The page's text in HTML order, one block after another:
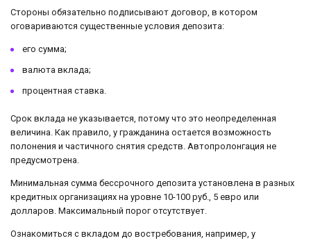
Стороны обязательно подписывают договор, в котором
оговариваются существенные условия депозита:
его сумма;
валюта вклада;
процентная ставка.
Срок вклада не указывается, потому что это неопределенная
величина. Как правило, у гражданина остается возможность
полонения и частичного снятия средств. Автопролонгация не
предусмотрена.
Минимальная сумма бессрочного депозита установлена в разных
кредитных организациях на уровне 10-100 руб., 5 евро или
долларов. Максимальный порог отсутствует.
Ознакомиться с вкладом до востребования, например, у